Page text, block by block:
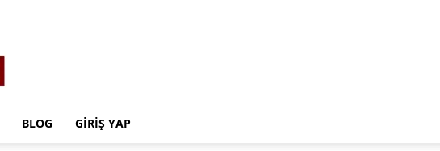
BLOG GIRIŞ YAP